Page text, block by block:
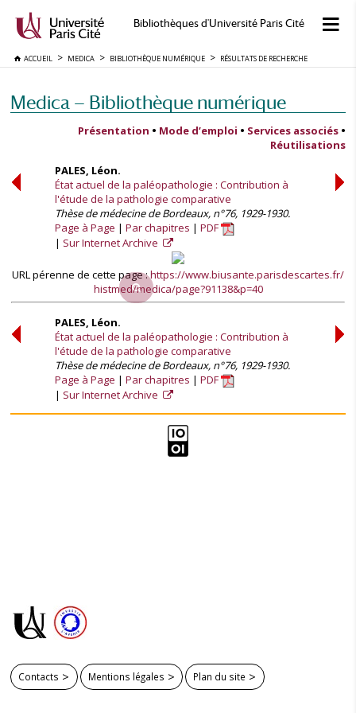
Bibliothèques d'Université Paris Cité
ACCUEIL MEDICA BIBLIOTHÈQUE NUMÉRIQUE RÉSULTATS DE RECHERCHE
Medica — Bibliothèque numérique
Présentation • Mode d’emploi • Services associés •
Réutilisations
PALES, Léon.
État actuel de la paléopathologie : Contribution à
l'étude de la pathologie comparative
Thèse de médecine de Bordeaux, n°76, 1929-1930.
Page à Page
Par chapitres
PDF
Sur Internet Archive
URL pérenne de cette page :https://www.biusante.parisdescartes.fr/
histmed/medica/page?91138&p=40
PALES, Léon.
État actuel de la paléopathologie : Contribution à
l'étude de la pathologie comparative
Thèse de médecine de Bordeaux, n°76, 1929-1930.
Page à Page
Par chapitres
PDF
Sur Internet Archive
Contacts Mentions légales Plan du site